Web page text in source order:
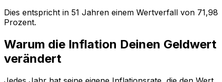
Dies entspricht in 51 Jahren einem Wertverfall von 71,98
Prozent.
Warum die Inflation Deinen Geldwert
verändert